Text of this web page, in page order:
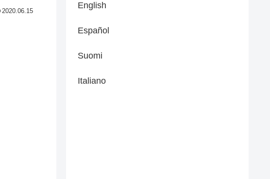
2020.06.15
English
Español
Suomi
Italiano